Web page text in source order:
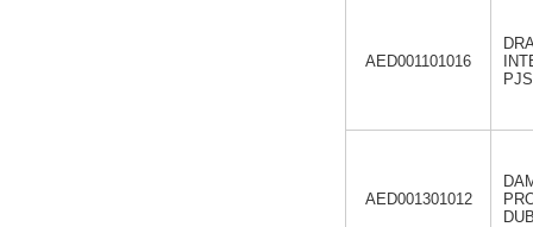
AED001101016
AED001301012